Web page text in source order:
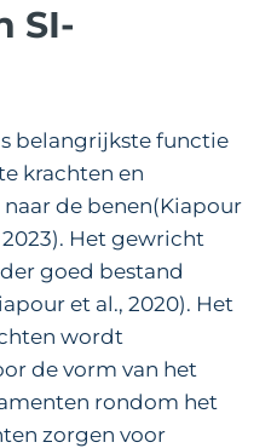
SI-
belangrijkste functie
krachten en
de benen(Kiapour
Het gewricht
goed bestand
et al., 2020). Het
wordt
de vorm van het
rondom het
zorgen voor